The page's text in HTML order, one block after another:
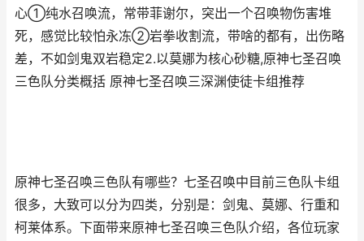
心①纯水召唤流，常带菲谢尔，突出一个召唤物伤害堆
死，感觉比较怕永冻②岩拳收割流，带啥的都有，出伤略
差，不如剑鬼双岩稳定2.以莫娜为核心砂糖,原神七圣召唤
三色队分类概括 原神七圣召唤三深渊使徒卡组推荐
原神七圣召唤三色队有哪些？七圣召唤中目前三色队卡组
很多，大致可以分为四类，分别是：剑鬼、莫娜、行重和
柯莱体系。下面带来原神七圣召唤三色队介绍，各位玩家